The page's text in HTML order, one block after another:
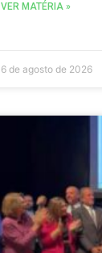
VER MATÉRIA »
6 de agosto de 2026